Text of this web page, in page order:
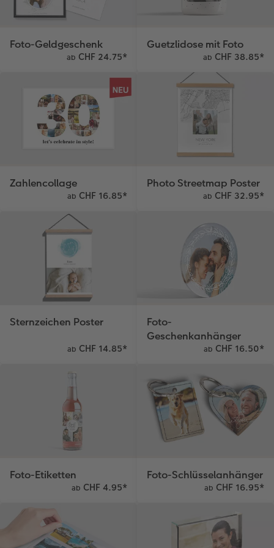
Kundengeschichten
Coffeetable Book «Art Collection»
CEWE FOTOBUCH per PDF
Zubehör
Mehrteiler
Wandgestaltung
Zubehör
CEWE Geschenkgutschein
Foto-Leckerlidose
Neuheiten
Foto-Geldgeschenk
ab CHF 24.75*
Guetzlidose mit Foto
ab CHF 38.85*
Zahlencollage
ab CHF 16.85*
Photo Streetmap Poster
ab CHF 32.95*
Sternzeichen Poster
ab CHF 14.85*
Foto-
Geschenkanhänger
ab CHF 16.50*
Foto-Etiketten
ab CHF 4.95*
Foto-Schlüsselanhänger
ab CHF 16.95*